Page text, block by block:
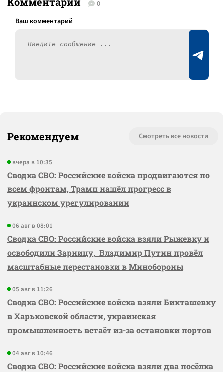
0
Рекомендуем Смотреть все новости
вчера в 10:35
Сводка СВО: Российские войска продвигаются по
всем фронтам, Трамп нашёл прогресс в
украинском урегулировании
06 авг в 08:01
Сводка СВО: Российские войска взяли Рыжевку и
освободили Зарницу, Владимир Путин провёл
масштабные перестановки в Минобороны
05 авг в 11:26
Сводка СВО: Российские войска взяли Бикташевку
в Харьковской области, украинская
промышленность встаёт из-за остановки портов
04 авг в 10:46
Сводка СВО: Российские войска взяли два посёлка